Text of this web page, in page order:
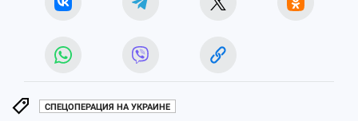
СПЕЦОПЕРАЦИЯ НА УКРАИНЕ